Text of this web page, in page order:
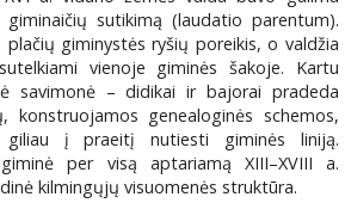
sutikimą (laudatio parentum).
giminystės ryšių poreikis, o valdžia
vienoje giminės šakoje. Kartu
savimonė – didikai ir bajorai pradeda
konstruojamos genealoginės schemos,
į praeitį nutiesti giminės liniją.
per visą aptariamą XIII–XVIII a.
kilmingųjų visuomenės struktūra.